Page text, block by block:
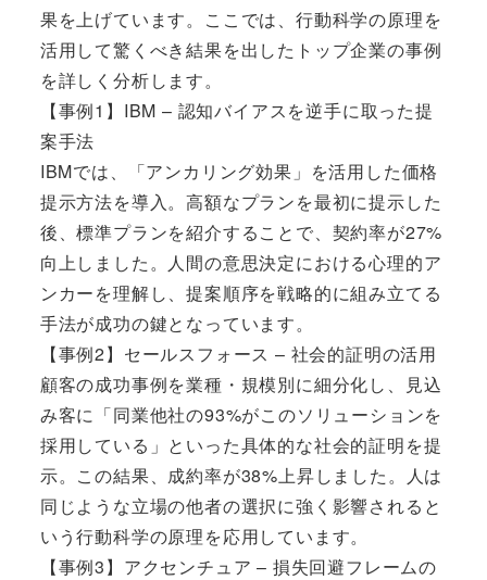
果を上げています。ここでは、行動科学の原理を
活用して驚くべき結果を出したトップ企業の事例
を詳しく分析します。
【事例1】IBM – 認知バイアスを逆手に取った提
案手法
IBMでは、「アンカリング効果」を活用した価格
提示方法を導入。高額なプランを最初に提示した
後、標準プランを紹介することで、契約率が27%
向上しました。人間の意思決定における心理的ア
ンカーを理解し、提案順序を戦略的に組み立てる
手法が成功の鍵となっています。
【事例2】セールスフォース – 社会的証明の活用
顧客の成功事例を業種・規模別に細分化し、見込
み客に「同業他社の93%がこのソリューションを
採用している」といった具体的な社会的証明を提
示。この結果、成約率が38%上昇しました。人は
同じような立場の他者の選択に強く影響されると
いう行動科学の原理を応用しています。
【事例3】アクセンチュア – 損失回避フレームの